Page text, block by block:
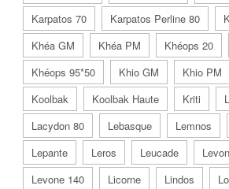
Karpatos 70
Karpatos Perline 80
Khéa GM
Khéa PM Khéops 20
Khéops 95*50
Khio GM Khio PM
Koolbak
Koolbak Haute Kriti
Lacydon 80
Lebasque Lemnos
Lepante
Leros Leucade
Levone 140
Licorne Lindos